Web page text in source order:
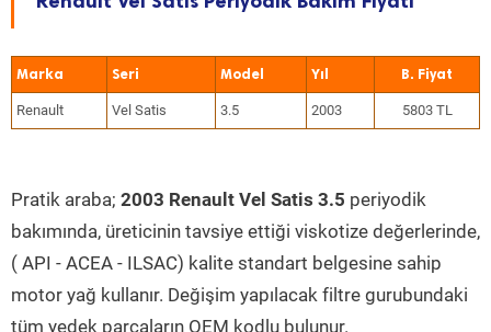
Marka Seri Model Yıl
Renault Vel Satis 3.5 2003 5803 TL
Pratik araba; 2003 Renault Vel Satis 3.5 periyodik
bakımında, üreticinin tavsiye ettiği viskotize değerlerinde,
( API - ACEA - ILSAC) kalite standart belgesine sahip
motor yağ kullanır. Değişim yapılacak filtre gurubundaki
tüm yedek parçaların OEM kodlu bulunur.